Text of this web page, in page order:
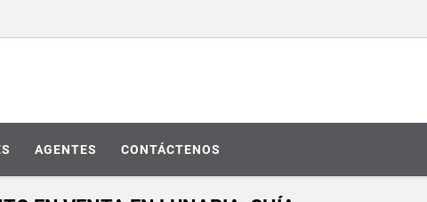
AGENTES CONTÁCTENOS